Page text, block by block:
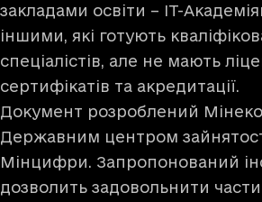
закладами освіти – ІТ-
іншими, які готують
спеціалістів, але не мають
сертифікатів та акредитації.
Документ розроблений
Державним центром
Мінцифри. Запропонований
дозволить задовольнити